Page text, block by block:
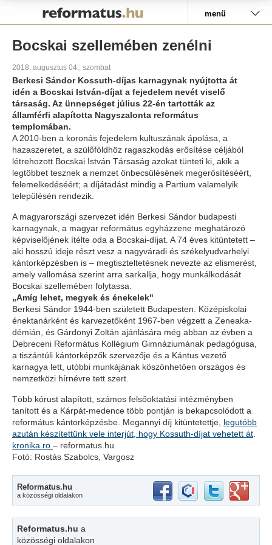
menü
Bocskai szellemében zenélni
2018. augusztus 04., szombat
Berkesi Sándor Kossuth-díjas karnagynak nyújtotta át
idén a Bocskai István-díjat a fejedelem nevét viselő
társaság. Az ünnepséget július 22-én tartották az
államférfi alapította Nagyszalonta református
templomában.
A 2010-ben a koronás fejedelem kultuszának ápolása, a
hazaszeretet, a szülőföldhöz ragaszkodás erősítése céljából
létrehozott Bocskai István Társaság azokat tünteti ki, akik a
legtöbbet tesznek a nemzet önbecsülésének megerősítéséért,
felemelkedéséért; a díjátadást mindig a Partium valamelyik
településén rendezik.
A magyarországi szervezet idén Berkesi Sándor budapesti
karnagynak, a magyar református egyházzene meghatározó
képviselőjének ítélte oda a Bocskai-díjat. A 74 éves kitüntetett –
aki hosszú ideje részt vesz a nagyváradi és székelyudvarhelyi
kántorképzésben is – megtiszteltetésnek nevezte az elismerést,
amely vallomása szerint arra sarkallja, hogy munkálkodását
Bocskai szellemében folytassa.
„Amíg lehet, megyek és énekelek"
Berkesi Sándor 1944-ben szü­le­tett Budapesten. Közép­isko­lai
ének­tanárként és karve­ze­tő­­ként 1967-ben végzett a Zene­aka­
dé­mi­án, és Gárdonyi Zoltán aján­lá­sára még abban az évben a
Debreceni Református Kollégium Gimnáziumának pedagógusa,
a tiszántúli kántorképzők szervezője és a Kántus vezető
karnagya lett, utóbbi munkájának köszönhetően országos és
nemzetközi hírnévre tett szert.
Több kórust alapított, számos felsőoktatási intézményben
tanított és a Kárpát-medence több pontján is bekapcsolódott a
református kántorképzésbe. Megannyi díj ki­tün­tetettje, legutóbb
azután készítettünk vele interjút, hogy Kossuth-díjat vehetett át
kronika.ro – reformatus.hu
Fotó: Rostás Szabolcs, Vargosz
Reformatus.hu
a közösségi oldalakon
Reformatus.hu a
közösségi oldalakon